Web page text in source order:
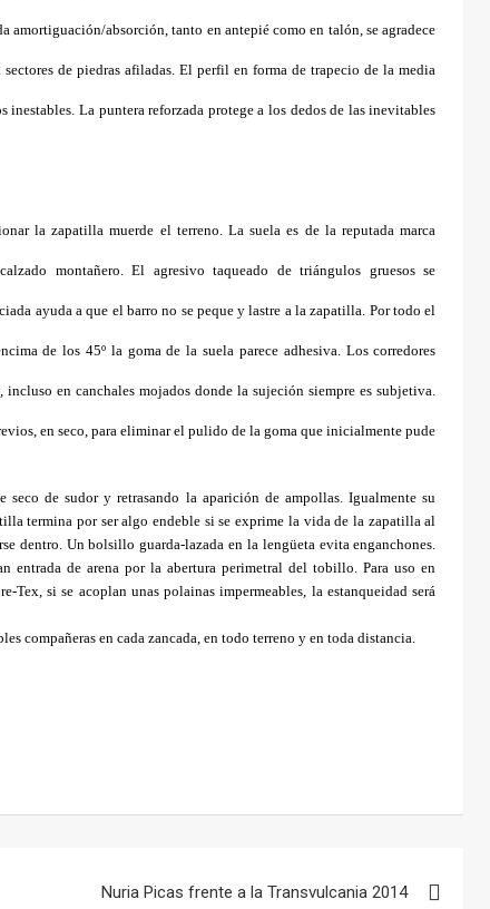
absorción, tanto en antepié como en talón, se agradece
de piedras afiladas. El perfil en forma de trapecio de la media
La puntera reforzada protege a los dedos de las inevitables
la zapatilla muerde el terreno. La suela es de la reputada marca
montañero. El agresivo taqueado de triángulos gruesos se
ayuda a que el barro no se peque y lastre a la zapatilla. Por todo el
de los 45º la goma de la suela parece adhesiva. Los corredores
en canchales mojados donde la sujeción siempre es subjetiva.
en seco, para eliminar el pulido de la goma que inicialmente pude
de sudor y retrasando la aparición de ampollas. Igualmente su
termina por ser algo endeble si se exprime la vida de la zapatilla al
dentro. Un bolsillo guarda-lazada en la lengüeta evita enganchones.
entrada de arena por la abertura perimetral del tobillo. Para uso en
si se acoplan unas polainas impermeables, la estanqueidad será
compañeras en cada zancada, en todo terreno y en toda distancia.
Nuria Picas frente a la Transvulcania 2014